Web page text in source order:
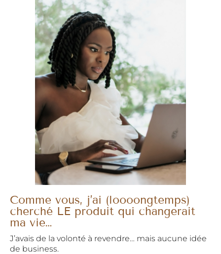
Comme vous, j’ai (loooongtemps)
cherché LE produit qui changerait
ma vie…
J’avais de la volonté à revendre… mais aucune idée
de business.